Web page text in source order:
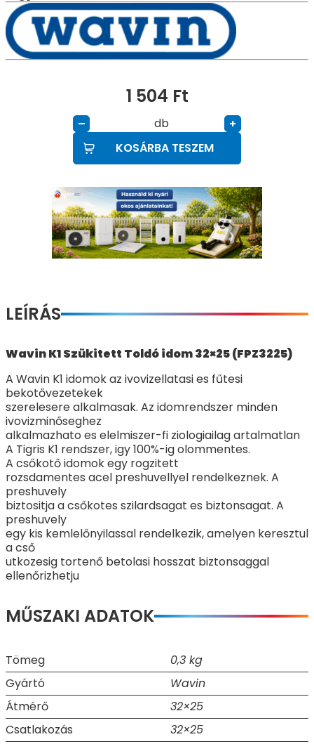
1 504 Ft
– db
+
KOSÁRBA TESZEM
LEÍRÁS
Wavin K1 Szükitett Toldó idom 32×25 (FPZ3225)
A Wavin K1 idomok az ivovizellatasi es fűtesi
bekotővezetekek
szerelesere alkalmasak. Az idomrendszer minden
ivovizminőseghez
alkalmazhato es elelmiszer-fi ziologiailag artalmatlan
A Tigris K1 rendszer, igy 100%-ig olommentes.
A csőkotő idomok egy rogzitett
rozsdamentes acel preshuvellyel rendelkeznek. A
preshuvely
biztositja a csőkotes szilardsagat es biztonsagat. A
preshuvely
egy kis kemlelőnyilassal rendelkezik, amelyen keresztul
a cső
utkozesig tortenő betolasi hosszat biztonsaggal
ellenőrizhetju
MŰSZAKI ADATOK
Tömeg
0,3 kg
Gyártó
Wavin
Átmérő
32×25
Csatlakozás
32×25